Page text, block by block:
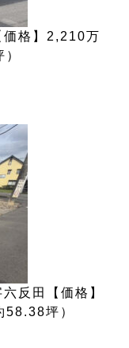
価格】2,210万
反田【価格】
坪）